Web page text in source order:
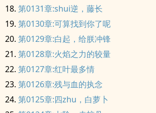
第0131章:shui逆，藤长
第0130章:可算找到你了呢
第0129章:白起，给朕冲锋
第0128章:火焰之力的较量
第0127章:红叶最多情
第0126章:残与血的执念
第0125章:四zhu，白萝卜